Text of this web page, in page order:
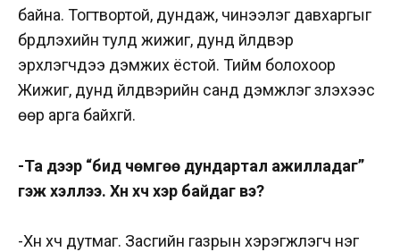
байна. Тогтвортой, дундаж, чинээлэг давхаргыг
бүрдүүлэхийн тулд жижиг, дунд үйлдвэр
эрхлэгчдээ дэмжих ёстой. Тийм болохоор
Жижиг, дунд үйлдвэрийн санд дэмжлэг үзүүлэхээс
өөр арга байхгүй.
-Та дээр “бид чөмгөө дундартал ажилладаг”
гэж хэллээ. Хүн хүч хэр байдаг вэ?
-Хүн хүч дутмаг. Засгийн газрын хэрэгжүүлэгч нэг